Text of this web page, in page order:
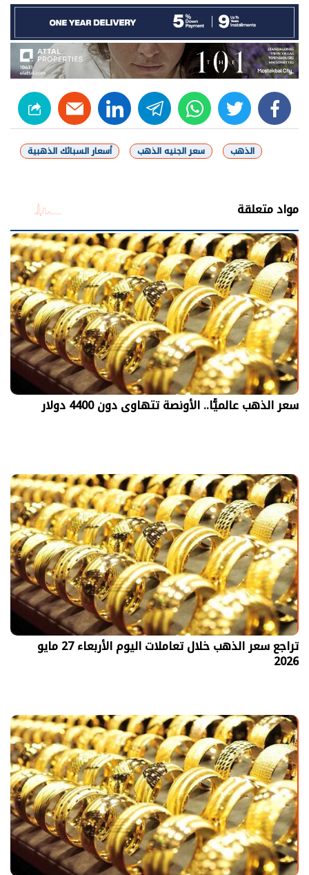
facebook
twitter
whats
telegram
linkedin
شارك
الذهب سعر الجنيه الذهب أسعار السبائك الذهبية
مواد متعلقة
سعر الذهب عالميًّا.. الأونصة تتهاوى دون 4400 دولار
تراجع سعر الذهب خلال تعاملات اليوم الأربعاء 27 مايو
2026